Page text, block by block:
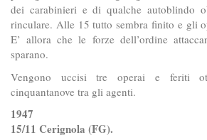
dei carabinieri e di qualche autoblindo
rinculare. Alle 15 tutto sembra finito e gli
E’ allora che le forze dell’ordine
sparano.
Vengono uccisi tre operai e feriti
cinquantanove tra gli agenti.
1947
15/11 Cerignola (FG).